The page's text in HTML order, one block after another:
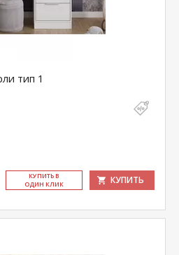
тип 1
КУ­ПИТЬ В
ОДИН КЛИК
КУПИТЬ